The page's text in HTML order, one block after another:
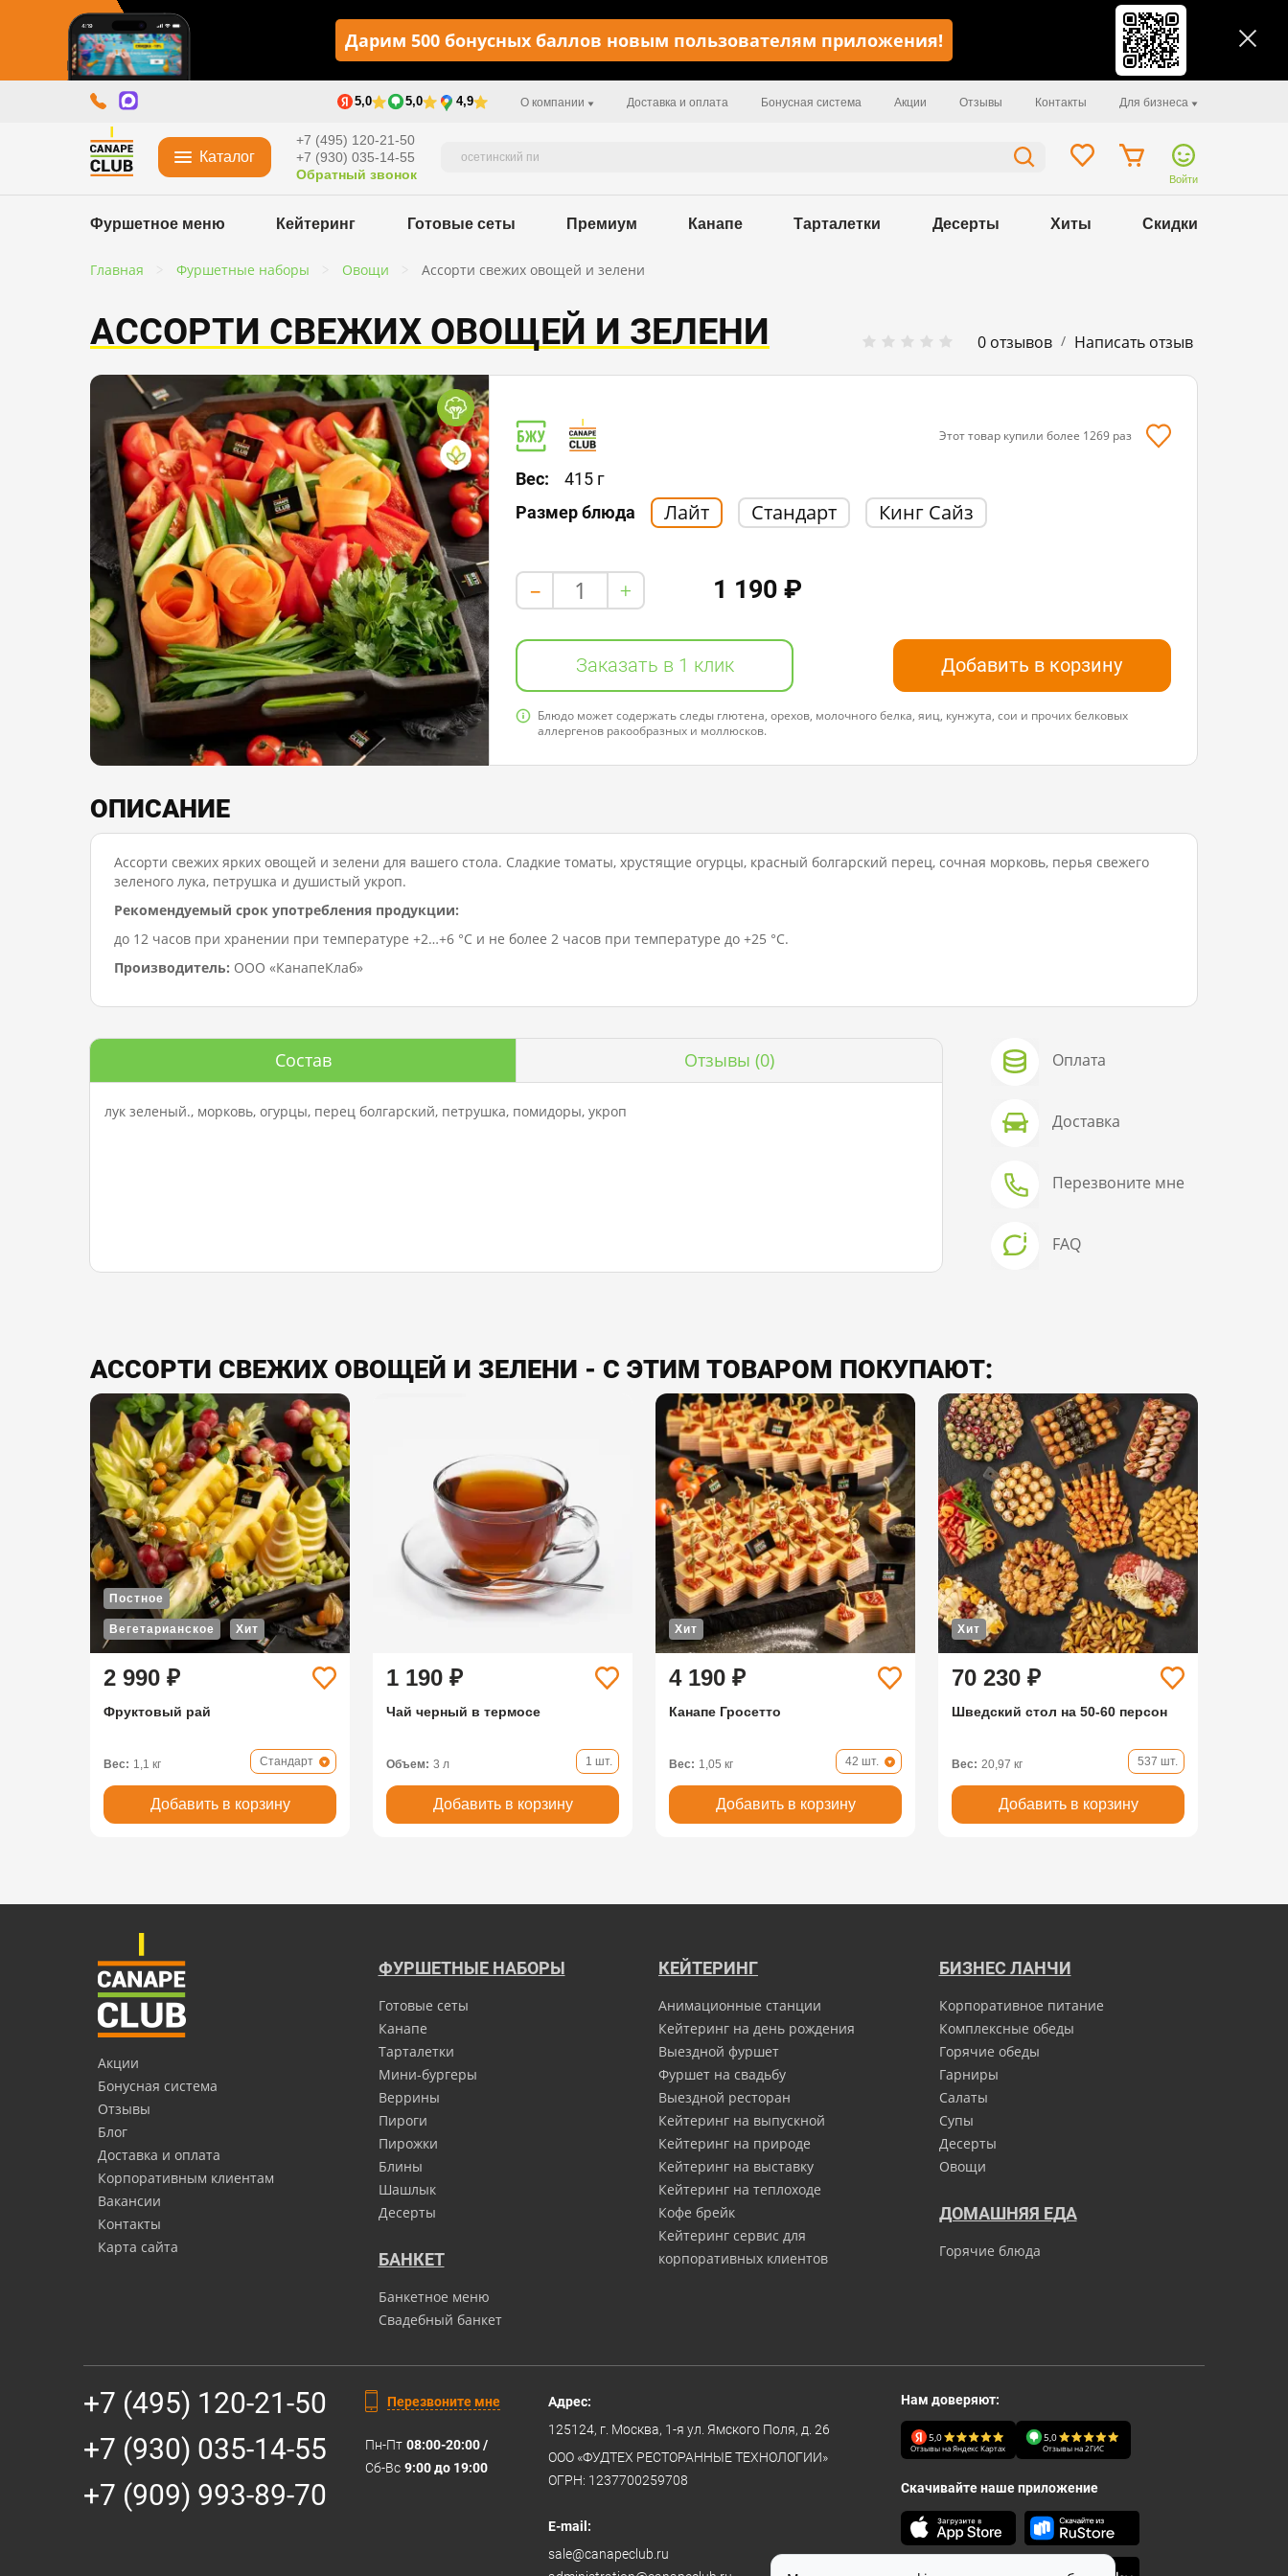
Дарим 500 бонусных баллов новым пользователям приложения!
5,0 5,0 4,9 О компании Доставка и оплата Бонусная система Акции Отзывы Контакты Для бизнеса
Каталог
+7 (495) 120-21-50
+7 (930) 035-14-55
Обратный звонок
Войти
Фуршетное меню Кейтеринг Готовые сеты Премиум Канапе Тарталетки Десерты Хиты Скидки
Главная Фуршетные наборы Овощи Ассорти свежих овощей и зелени
АССОРТИ СВЕЖИХ ОВОЩЕЙ И ЗЕЛЕНИ 0 отзывов / Написать отзыв
Пищевая ценность в 100 г / 27,5 kcal
Белки: 0,0
Этот товар купили более 1269раз
Вес:
415 г
Размер блюда
Лайт Стандарт Кинг Сайз
- + 1 190 ₽
Заказать в 1 клик Добавить в корзину
Блюдо может содержать следы глютена, орехов, молочного белка, яиц, кунжута, сои и прочих белковых
аллергенов ракообразных и моллюсков.
ОПИСАНИЕ
Ассорти свежих ярких овощей и зелени для вашего стола. Сладкие томаты, хрустящие огурцы, красный болгарский перец, сочная морковь, перья свежего
зеленого лука, петрушка и душистый укроп.
Рекомендуемый срок употребления продукции:
до 12 часов при хранении при температуре +2…+6 °C и не более 2 часов при температуре до +25 °C.
Производитель: ООО «КанапеКлаб»
Состав Отзывы (0)
лук зеленый., морковь, огурцы, перец болгарский, петрушка, помидоры, укроп
Оплата
Доставка
Перезвоните мне
FAQ
АССОРТИ СВЕЖИХ ОВОЩЕЙ И ЗЕЛЕНИ - С ЭТИМ ТОВАРОМ ПОКУПАЮТ:
Вегетарианское Хит
Постное
2 990 ₽
Фруктовый рай
Вес: 1,1 кг Стандарт
Добавить в корзину
1 190 ₽
Чай черный в термосе
Объем: 3 л 1 шт.
Добавить в корзину
Хит
4 190 ₽
Канапе Гросетто
Вес: 1,05 кг 42 шт.
Добавить в корзину
Хит
70 230 ₽
Шведский стол на 50-60 персон
Вес: 20,97 кг 537 шт.
Добавить в корзину
Акции
Бонусная система
Отзывы
Блог
Доставка и оплата
Корпоративным клиентам
Вакансии
Контакты
Карта сайта
ФУРШЕТНЫЕ НАБОРЫ
Готовые сеты
Канапе
Тарталетки
Мини-бургеры
Веррины
Пироги
Пирожки
Блины
Шашлык
Десерты
БАНКЕТ
Банкетное меню
Свадебный банкет
КЕЙТЕРИНГ
Анимационные станции
Кейтеринг на день рождения
Выездной фуршет
Фуршет на свадьбу
Выездной ресторан
Кейтеринг на выпускной
Кейтеринг на природе
Кейтеринг на выставку
Кейтеринг на теплоходе
Кофе брейк
Кейтеринг сервис для
корпоративных клиентов
БИЗНЕС ЛАНЧИ
Корпоративное питание
Комплексные обеды
Горячие обеды
Гарниры
Салаты
Супы
Десерты
Овощи
ДОМАШНЯЯ ЕДА
Горячие блюда
+7 (495) 120-21-50
+7 (930) 035-14-55
+7 (909) 993-89-70
Пн-Пт 08:00-20:00 /
Сб-Вс 9:00 до 19:00
Перезвоните мне
Адрес:
125124, г. Москва, 1-я ул. Ямского Поля, д. 26
ООО «ФУДТЕХ РЕСТОРАННЫЕ ТЕХНОЛОГИИ»
ОГРН: 1237700259708
E-mail:
sale@canapeclub.ru
Нам доверяют:
5,0
Отзывы на Яндекс Картах
5,0
Отзывы на 2ГИС
Скачивайте наше приложение